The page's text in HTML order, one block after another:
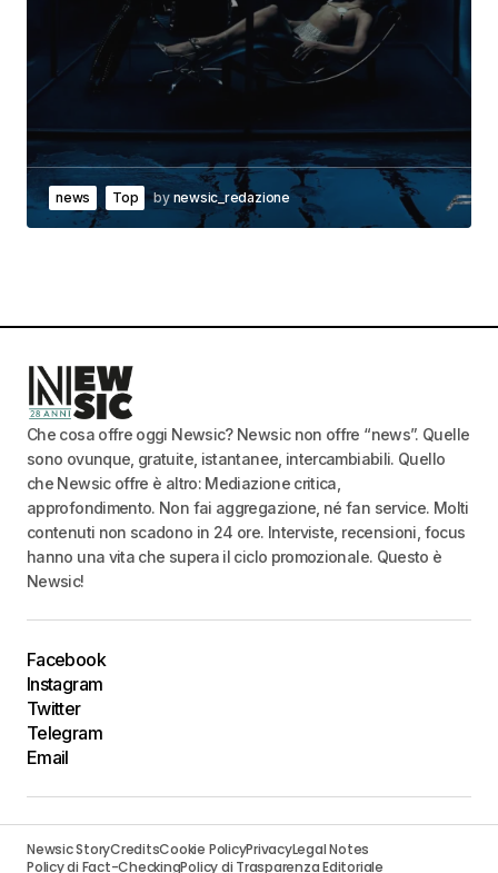
news Top by newsic_redazione
Che cosa offre oggi Newsic? Newsic non offre “news”. Quelle
sono ovunque, gratuite, istantanee, intercambiabili. Quello
che Newsic offre è altro: Mediazione critica,
approfondimento. Non fai aggregazione, né fan service. Molti
contenuti non scadono in 24 ore. Interviste, recensioni, focus
hanno una vita che supera il ciclo promozionale. Questo è
Newsic!
Facebook
Instagram
Twitter
Telegram
Email
Newsic StoryCreditsCookie PolicyPrivacyLegal Notes
Policy di Fact-CheckingPolicy di Trasparenza Editoriale